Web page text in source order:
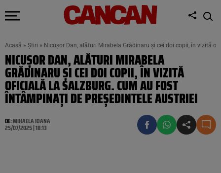
Acasă » Știri » Nicușor Dan, alături Mirabela Grădinaru și cei doi copii, în vizită
NICUȘOR DAN, ALĂTURI MIRABELA
GRĂDINARU ȘI CEI DOI COPII, ÎN VIZITĂ
OFICIALĂ LA SALZBURG. CUM AU FOST
ÎNTÂMPINAȚI DE PREȘEDINTELE AUSTRIEI
DE:MIHAELA IOANA
25/07/2025 | 18:13